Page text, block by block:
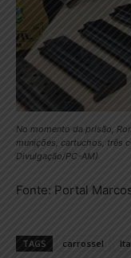
No momento da prisão,
munições, cartuchos, três
Divulgação/PC-AM)
Fonte: Portal
TAGS carrossel